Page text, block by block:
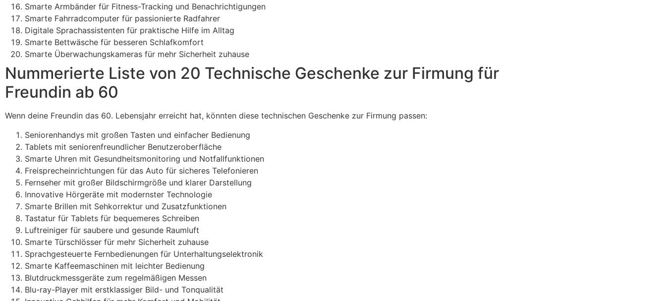
Smarte Armbänder für Fitness-Tracking und Benachrichtigungen
Smarte Fahrradcomputer für passionierte Radfahrer
Digitale Sprachassistenten für praktische Hilfe im Alltag
Smarte Bettwäsche für besseren Schlafkomfort
Smarte Überwachungskameras für mehr Sicherheit zuhause
Nummerierte Liste von 20 Technische Geschenke zur Firmung für
Freundin ab 60
Wenn deine Freundin das 60. Lebensjahr erreicht hat, könnten diese technischen Geschenke zur Firmung passen:
Seniorenhandys mit großen Tasten und einfacher Bedienung
Tablets mit seniorenfreundlicher Benutzeroberfläche
Smarte Uhren mit Gesundheitsmonitoring und Notfallfunktionen
Freisprecheinrichtungen für das Auto für sicheres Telefonieren
Fernseher mit großer Bildschirmgröße und klarer Darstellung
Innovative Hörgeräte mit modernster Technologie
Smarte Brillen mit Sehkorrektur und Zusatzfunktionen
Tastatur für Tablets für bequemeres Schreiben
Luftreiniger für saubere und gesunde Raumluft
Smarte Türschlösser für mehr Sicherheit zuhause
Sprachgesteuerte Fernbedienungen für Unterhaltungselektronik
Smarte Kaffeemaschinen mit leichter Bedienung
Blutdruckmessgeräte zum regelmäßigen Messen
Blu-ray-Player mit erstklassiger Bild- und Tonqualität